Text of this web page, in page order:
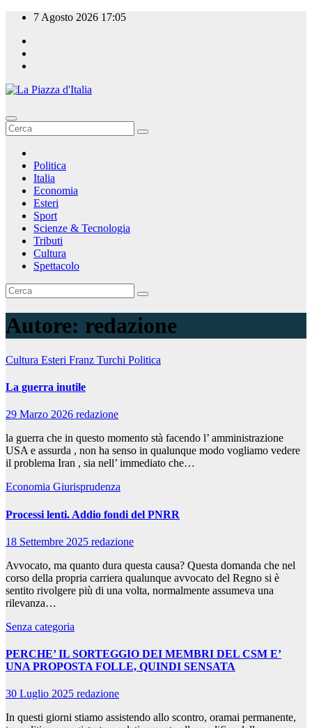
Salta
contenuto
7 Agosto 2026 17:05
Politica
Italia
Economia
Esteri
Sport
Scienze & Tecnologia
Tributi
Cultura
Spettacolo
Autore: redazione
Cultura Esteri Franz Turchi Politica
La guerra inutile
29 Marzo 2026 redazione
la guerra che in questo momento stà facendo l’ amministrazione
USA e assurda , non ha senso in qualunque modo vogliamo vedere
il problema Iran , sia nell’ immediato che…
Economia Giurisprudenza
Processi lenti. Addio fondi del PNRR
18 Settembre 2025 redazione
Avvocato, ma quanto dura questa causa? Questa domanda che nel
corso della propria carriera qualunque avvocato del Regno si è
sentito rivolgere più di una volta, normalmente assumeva una
rilevanza…
Senza categoria
PERCHE’ IL SORTEGGIO DEI MEMBRI DEL CSM E’
UNA PROPOSTA FOLLE, QUINDI SENSATA
30 Luglio 2025 redazione
In questi giorni stiamo assistendo allo scontro, oramai permanente,